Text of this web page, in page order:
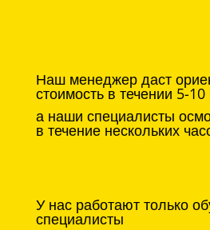
Наш менеджер даст
стоимость в течении 5-
а наши специалисты
в течение нескольких
У нас работают только
специалисты